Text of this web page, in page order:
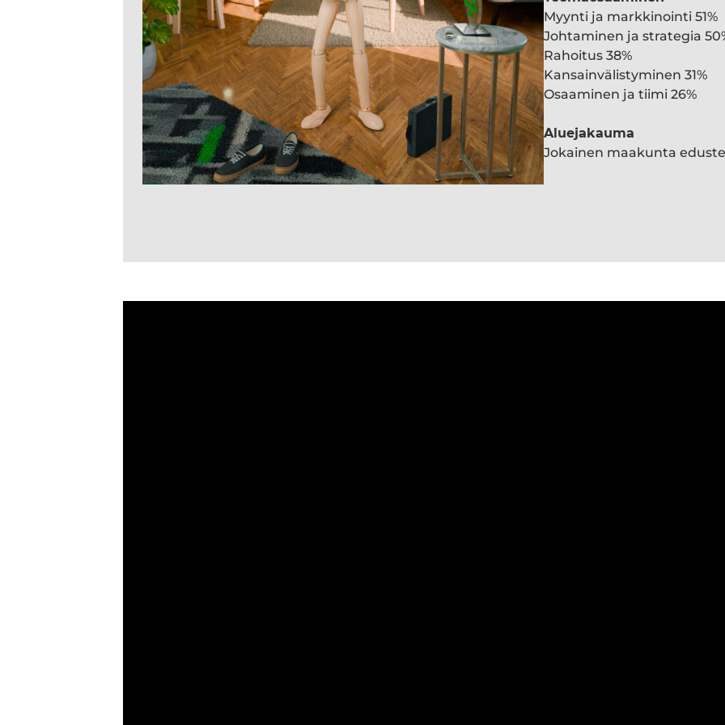
Myynti ja markkinointi 51%
Johtaminen ja strategia
Rahoitus 38%
Kansainvälistyminen 31%
Osaaminen ja tiimi 26%
Aluejakauma
Jokainen maakunta